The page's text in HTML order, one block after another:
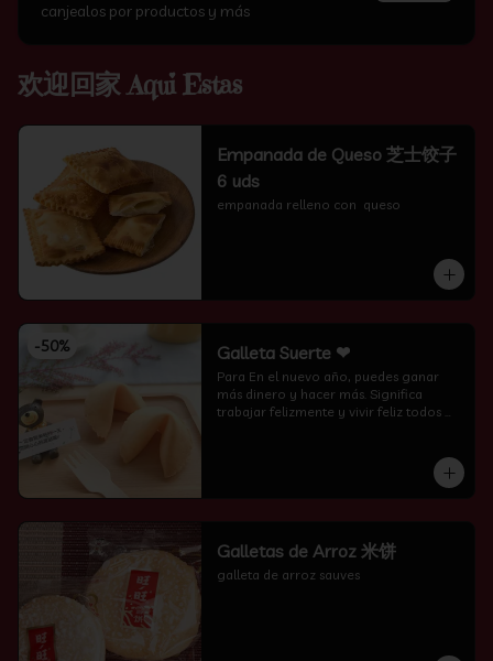
canjealos por productos y más
欢迎回家 Aqui Estas
Empanada de Queso 芝士饺子
6 uds
empanada relleno con  queso
-50% Galleta Suerte ❤
Para En el nuevo año, puedes ganar
más dinero y hacer más. Significa
trabajar felizmente y vivir feliz todos
Galletas de Arroz 米饼
galleta de arroz sauves